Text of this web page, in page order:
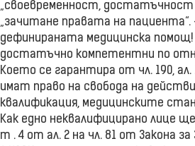
„своевременност,
„зачитане правата на
дефинираната медицинска
достатъчно компетентни по
Което се гарантира от чл. 190,
имат право на свобода на
квалификация, медицинските
Как едно неквалифицирано лице
т . 4 от ал. 2 на чл. 81 от Закона